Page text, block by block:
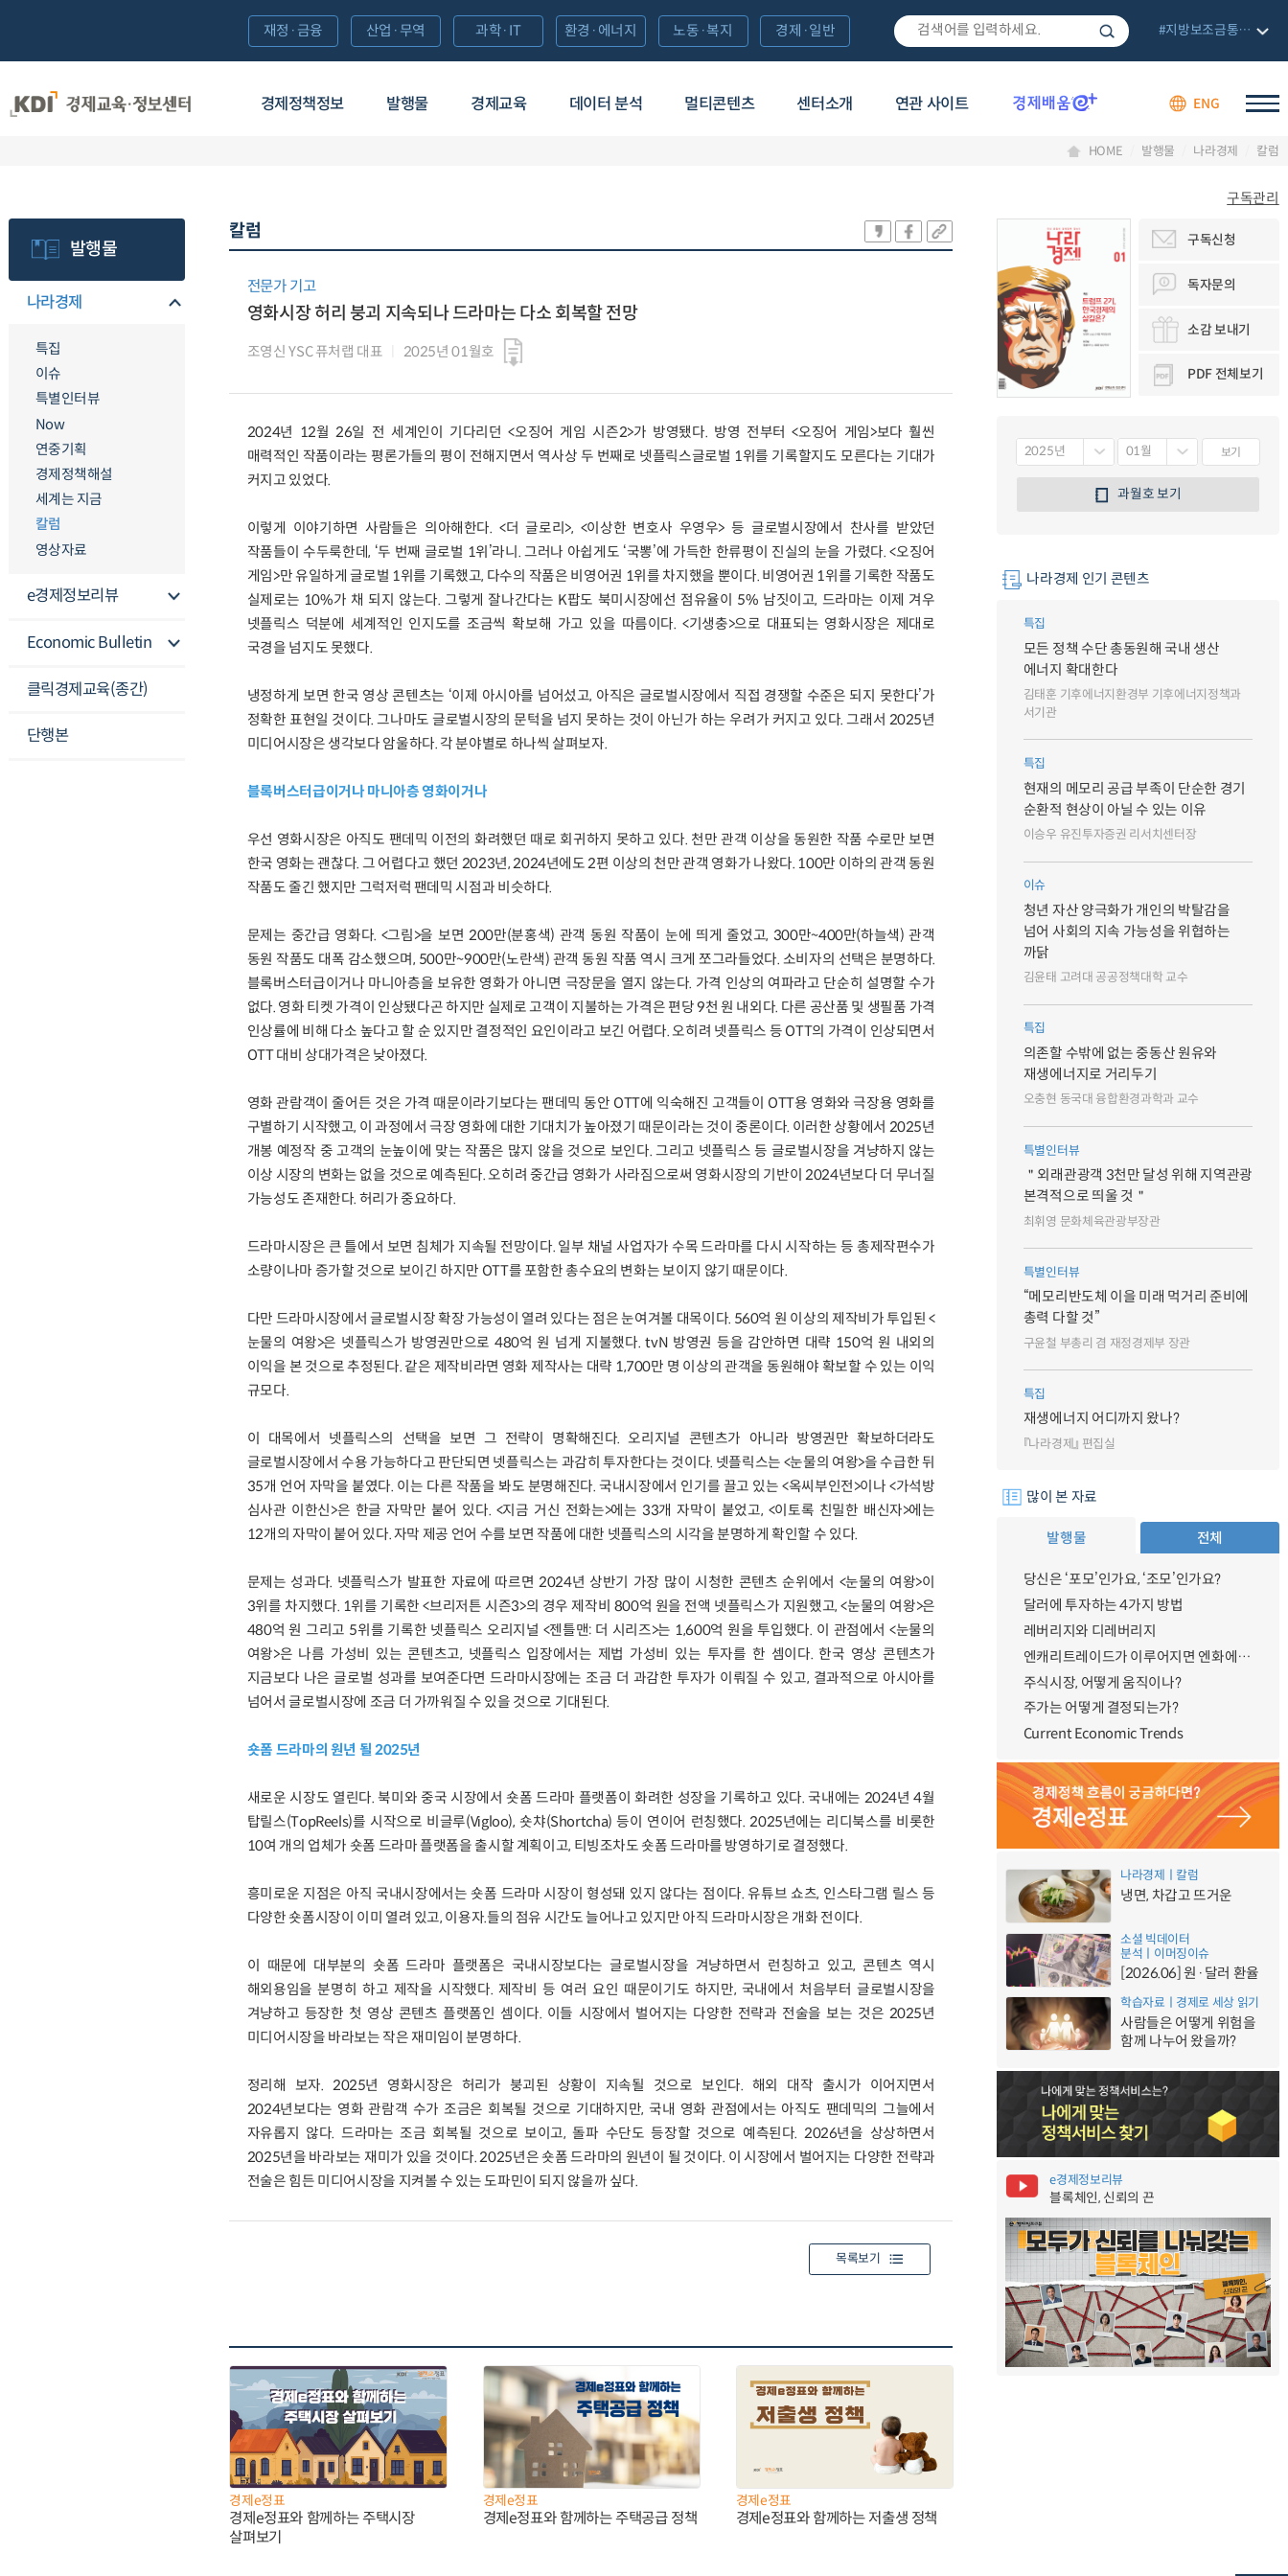
경제정책정보 발행물 경제교육 데이터 분석 멀티콘텐츠 센터소개 연관 사이트 ENG
재정·금융 산업·무역 과학·IT 환경·에너지 노동·복지 경제·일반 #지방보조금통합관리망
HOME 발행물 나라경제 칼럼
발행물
나라경제
특집
이슈
특별인터뷰
Now
연중기획
경제정책해설
세계는 지금
칼럼
영상자료
e경제정보리뷰
Economic Bulletin
클릭경제교육(종간)
단행본
칼럼
전문가 기고
영화시장 허리 붕괴 지속되나 드라마는 다소 회복할 전망
조영신 YSC 퓨처랩 대표 2025년 01월호
2024년 12월 26일 전 세계인이 기다리던 <오징어 게임 시즌2>가 방영됐다. 방영 전부터 <오징어 게임>보다 훨씬
매력적인 작품이라는 평론가들의 평이 전해지면서 역사상 두 번째로 넷플릭스글로벌 1위를 기록할지도 모른다는 기대가
커지고 있었다.
이렇게 이야기하면 사람들은 의아해한다. <더 글로리>, <이상한 변호사 우영우> 등 글로벌시장에서 찬사를 받았던
작품들이 수두룩한데, ‘두 번째 글로벌 1위’라니. 그러나 아쉽게도 ‘국뽕’에 가득한 한류평이 진실의 눈을 가렸다. <오징어
게임>만 유일하게 글로벌 1위를 기록했고, 다수의 작품은 비영어권 1위를 차지했을 뿐이다. 비영어권 1위를 기록한 작품도
실제로는 10%가 채 되지 않는다. 그렇게 잘나간다는 K팝도 북미시장에선 점유율이 5% 남짓이고, 드라마는 이제 겨우
넷플릭스 덕분에 세계적인 인지도를 조금씩 확보해 가고 있을 따름이다. <기생충>으로 대표되는 영화시장은 제대로
국경을 넘지도 못했다.
냉정하게 보면 한국 영상 콘텐츠는 ‘이제 아시아를 넘어섰고, 아직은 글로벌시장에서 직접 경쟁할 수준은 되지 못한다’가
정확한 표현일 것이다. 그나마도 글로벌시장의 문턱을 넘지 못하는 것이 아닌가 하는 우려가 커지고 있다. 그래서 2025년
미디어시장은 생각보다 암울하다. 각 분야별로 하나씩 살펴보자.
블록버스터급이거나 마니아층 영화이거나
우선 영화시장은 아직도 팬데믹 이전의 화려했던 때로 회귀하지 못하고 있다. 천만 관객 이상을 동원한 작품 수로만 보면
한국 영화는 괜찮다. 그 어렵다고 했던 2023년, 2024년에도 2편 이상의 천만 관객 영화가 나왔다. 100만 이하의 관객 동원
작품도 줄긴 했지만 그럭저럭 팬데믹 시점과 비슷하다.
문제는 중간급 영화다. <그림>을 보면 200만(분홍색) 관객 동원 작품이 눈에 띄게 줄었고, 300만~400만(하늘색) 관객
동원 작품도 대폭 감소했으며, 500만~900만(노란색) 관객 동원 작품 역시 크게 쪼그라들었다. 소비자의 선택은 분명하다.
블록버스터급이거나 마니아층을 보유한 영화가 아니면 극장문을 열지 않는다. 가격 인상의 여파라고 단순히 설명할 수가
없다. 영화 티켓 가격이 인상됐다곤 하지만 실제로 고객이 지불하는 가격은 편당 9천 원 내외다. 다른 공산품 및 생필품 가격
인상률에 비해 다소 높다고 할 순 있지만 결정적인 요인이라고 보긴 어렵다. 오히려 넷플릭스 등 OTT의 가격이 인상되면서
OTT 대비 상대가격은 낮아졌다.
영화 관람객이 줄어든 것은 가격 때문이라기보다는 팬데믹 동안 OTT에 익숙해진 고객들이 OTT용 영화와 극장용 영화를
구별하기 시작했고, 이 과정에서 극장 영화에 대한 기대치가 높아졌기 때문이라는 것이 중론이다. 이러한 상황에서 2025년
개봉 예정작 중 고객의 눈높이에 맞는 작품은 많지 않을 것으로 보인다. 그리고 넷플릭스 등 글로벌시장을 겨냥하지 않는
이상 시장의 변화는 없을 것으로 예측된다. 오히려 중간급 영화가 사라짐으로써 영화시장의 기반이 2024년보다 더 무너질
가능성도 존재한다. 허리가 중요하다.
드라마시장은 큰 틀에서 보면 침체가 지속될 전망이다. 일부 채널 사업자가 수목 드라마를 다시 시작하는 등 총제작편수가
소량이나마 증가할 것으로 보이긴 하지만 OTT를 포함한 총수요의 변화는 보이지 않기 때문이다.
다만 드라마시장에서 글로벌시장 확장 가능성이 열려 있다는 점은 눈여겨볼 대목이다. 560억 원 이상의 제작비가 투입된 <
눈물의 여왕>은 넷플릭스가 방영권만으로 480억 원 넘게 지불했다. tvN 방영권 등을 감안하면 대략 150억 원 내외의
이익을 본 것으로 추정된다. 같은 제작비라면 영화 제작사는 대략 1,700만 명 이상의 관객을 동원해야 확보할 수 있는 이익
규모다.
이 대목에서 넷플릭스의 선택을 보면 그 전략이 명확해진다. 오리지널 콘텐츠가 아니라 방영권만 확보하더라도
글로벌시장에서 수용 가능하다고 판단되면 넷플릭스는 과감히 투자한다는 것이다. 넷플릭스는 <눈물의 여왕>을 수급한 뒤
35개 언어 자막을 붙였다. 이는 다른 작품을 봐도 분명해진다. 국내시장에서 인기를 끌고 있는 <옥씨부인전>이나 <가석방
심사관 이한신>은 한글 자막만 붙어 있다. <지금 거신 전화는>에는 33개 자막이 붙었고, <이토록 친밀한 배신자>에는
12개의 자막이 붙어 있다. 자막 제공 언어 수를 보면 작품에 대한 넷플릭스의 시각을 분명하게 확인할 수 있다.
문제는 성과다. 넷플릭스가 발표한 자료에 따르면 2024년 상반기 가장 많이 시청한 콘텐츠 순위에서 <눈물의 여왕>이
3위를 차지했다. 1위를 기록한 <브리저튼 시즌3>의 경우 제작비 800억 원을 전액 넷플릭스가 지원했고, <눈물의 여왕>은
480억 원 그리고 5위를 기록한 넷플릭스 오리지널 <젠틀맨: 더 시리즈>는 1,600억 원을 투입했다. 이 관점에서 <눈물의
여왕>은 나름 가성비 있는 콘텐츠고, 넷플릭스 입장에서는 제법 가성비 있는 투자를 한 셈이다. 한국 영상 콘텐츠가
지금보다 나은 글로벌 성과를 보여준다면 드라마시장에는 조금 더 과감한 투자가 이뤄질 수 있고, 결과적으로 아시아를
넘어서 글로벌시장에 조금 더 가까워질 수 있을 것으로 기대된다.
숏폼 드라마의 원년 될 2025년
새로운 시장도 열린다. 북미와 중국 시장에서 숏폼 드라마 플랫폼이 화려한 성장을 기록하고 있다. 국내에는 2024년 4월
탑릴스(TopReels)를 시작으로 비글루(Vigloo), 숏챠(Shortcha) 등이 연이어 런칭했다. 2025년에는 리디북스를 비롯한
10여 개의 업체가 숏폼 드라마 플랫폼을 출시할 계획이고, 티빙조차도 숏폼 드라마를 방영하기로 결정했다.
흥미로운 지점은 아직 국내시장에서는 숏폼 드라마 시장이 형성돼 있지 않다는 점이다. 유튜브 쇼츠, 인스타그램 릴스 등
다양한 숏폼시장이 이미 열려 있고, 이용자.들의 점유 시간도 늘어나고 있지만 아직 드라마시장은 개화 전이다.
이 때문에 대부분의 숏폼 드라마 플랫폼은 국내시장보다는 글로벌시장을 겨냥하면서 런칭하고 있고, 콘텐츠 역시
해외용임을 분명히 하고 제작을 시작했다. 제작비 등 여러 요인 때문이기도 하지만, 국내에서 처음부터 글로벌시장을
겨냥하고 등장한 첫 영상 콘텐츠 플랫폼인 셈이다. 이들 시장에서 벌어지는 다양한 전략과 전술을 보는 것은 2025년
미디어시장을 바라보는 작은 재미임이 분명하다.
정리해 보자. 2025년 영화시장은 허리가 붕괴된 상황이 지속될 것으로 보인다. 해외 대작 출시가 이어지면서
2024년보다는 영화 관람객 수가 조금은 회복될 것으로 기대하지만, 국내 영화 관점에서는 아직도 팬데믹의 그늘에서
자유롭지 않다. 드라마는 조금 회복될 것으로 보이고, 돌파 수단도 등장할 것으로 예측된다. 2026년을 상상하면서
2025년을 바라보는 재미가 있을 것이다. 2025년은 숏폼 드라마의 원년이 될 것이다. 이 시장에서 벌어지는 다양한 전략과
전술은 힘든 미디어시장을 지켜볼 수 있는 도파민이 되지 않을까 싶다.
목록보기
경제e정표
경제e정표와 함께하는 주택시장
살펴보기
경제e정표
경제e정표와 함께하는 주택공급 정책
경제e정표
경제e정표와 함께하는 저출생 정책
구독관리
구독신청
독자문의
소감 보내기
PDF 전체보기
보기
과월호 보기
나라경제 인기 콘텐츠
특집
모든 정책 수단 총동원해 국내 생산
에너지 확대한다
김태훈 기후에너지환경부 기후에너지정책과
서기관
특집
현재의 메모리 공급 부족이 단순한 경기
순환적 현상이 아닐 수 있는 이유
이승우 유진투자증권 리서치센터장
이슈
청년 자산 양극화가 개인의 박탈감을
넘어 사회의 지속 가능성을 위협하는
까닭
김윤태 고려대 공공정책대학 교수
특집
의존할 수밖에 없는 중동산 원유와
재생에너지로 거리두기
오충현 동국대 융합환경과학과 교수
특별인터뷰
＂외래관광객 3천만 달성 위해 지역관광
본격적으로 띄울 것＂
최휘영 문화체육관광부장관
특별인터뷰
“메모리반도체 이을 미래 먹거리 준비에
총력 다할 것”
구윤철 부총리 겸 재정경제부 장관
특집
재생에너지 어디까지 왔나?
『나라경제』 편집실
많이 본 자료
발행물 전체
당신은 ‘포모’인가요, ‘조모’인가요?
달러에 투자하는 4가지 방법
레버리지와 디레버리지
엔캐리트레이드가 이루어지면 엔화에 대한 수요가 증가하지 않나요?
주식시장, 어떻게 움직이나?
주가는 어떻게 결정되는가?
Current Economic Trends
나라경제ㅣ칼럼
냉면, 차갑고 뜨거운
소셜 빅데이터
분석ㅣ이머징이슈
[2026.06] 원·달러 환율
학습자료ㅣ경제로 세상 읽기
사람들은 어떻게 위험을
함께 나누어 왔을까?
e경제정보리뷰
블록체인, 신뢰의 끈